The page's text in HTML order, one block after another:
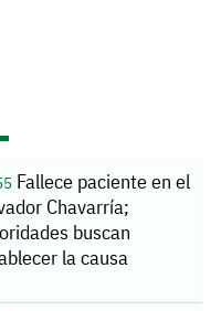
Fallece paciente en el
Chavarría;
buscan
la causa